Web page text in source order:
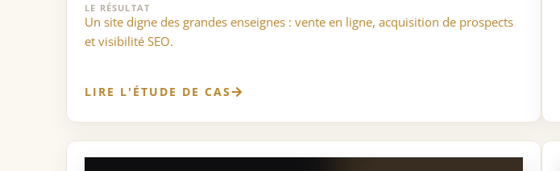
LE RÉSULTAT
Un site digne des grandes enseignes : vente en ligne, acquisition de prospects
et visibilité SEO.
LIRE L'ÉTUDE DE CAS